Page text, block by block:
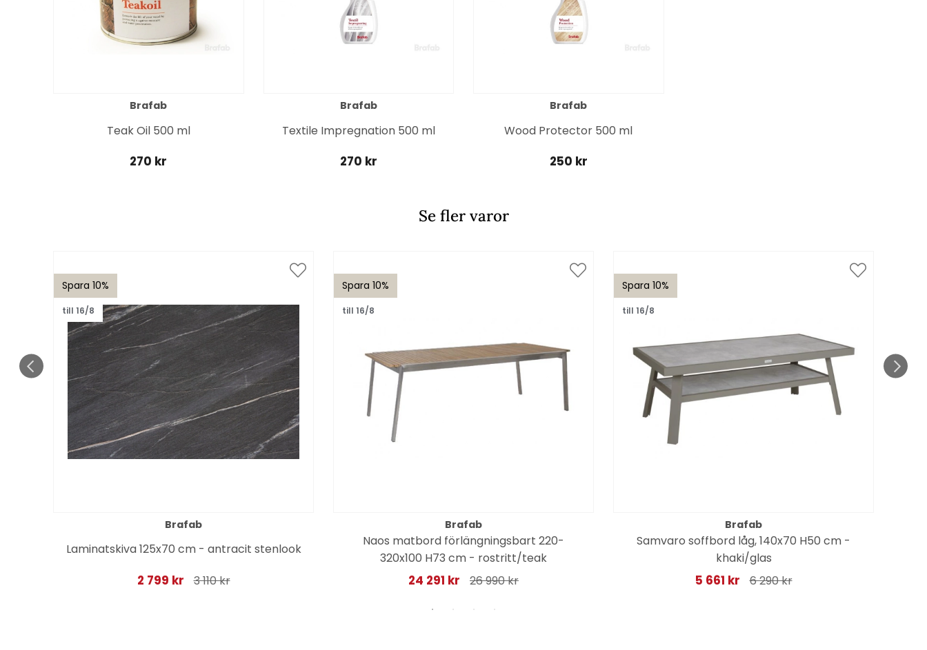
Brafab
Teak Oil 500 ml
270 kr
Brafab
Textile Impregnation 500 ml
270 kr
Brafab
Wood Protector 500 ml
250 kr
Se fler varor
Spara 10%
till 16/8
Brafab
Laminatskiva 125x70 cm - antracit stenlook
2 799 kr 3 110 kr
Spara 10%
till 16/8
Brafab
Naos matbord förlängningsbart 220-
320x100 H73 cm - rostritt/teak
24 291 kr 26 990 kr
Spara 10%
till 16/8
Brafab
Samvaro soffbord låg, 140x70 H50 cm -
khaki/glas
5 661 kr 6 290 kr